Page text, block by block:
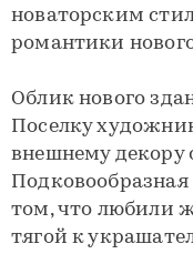
новаторским
романтики
Облик нового
Поселку
внешнему декору
том, что любили
тягой к